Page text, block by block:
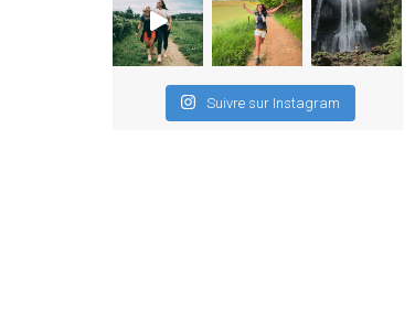
Suivre sur Instagram